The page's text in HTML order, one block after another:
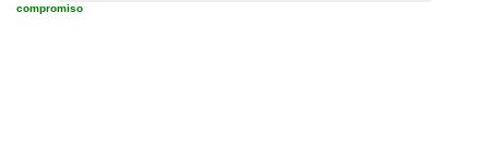
compromiso